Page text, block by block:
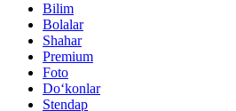
Bilim
Bolalar
Shahar
Premium
Foto
Do‘konlar
Stendap